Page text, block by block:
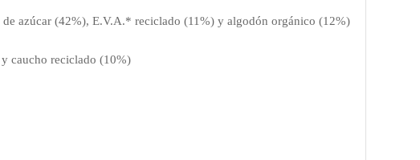
de azúcar (42%), E.V.A.* reciclado (11%) y algodón orgánico (12%)
caucho reciclado (10%)